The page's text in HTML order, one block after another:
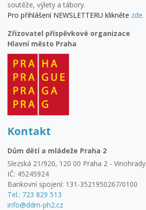
soutěže, výlety a tábory.
Pro přihlášení NEWSLETTERU klikněte zde.
Zřizovatel příspěvkové organizace
Hlavní město Praha
Kontakt
Dům dětí a mládeže Praha 2
Slezská 21/920, 120 00 Praha 2 - Vinohrady
IČ: 45245924
Bankovní spojení: 131-3521950267/0100
Tel.: 723 829 513
info@ddm-ph2.cz